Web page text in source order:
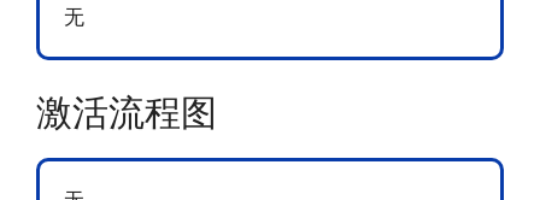
无
激活流程图